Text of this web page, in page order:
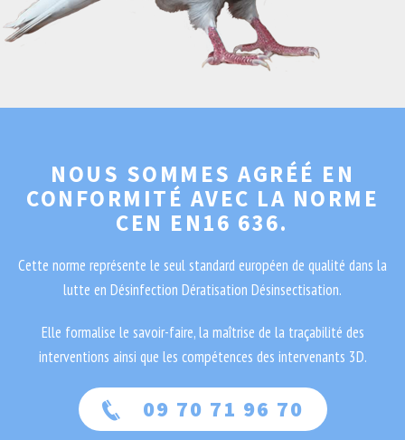
NOUS SOMMES AGRÉÉ EN
CONFORMITÉ AVEC LA NORME
CEN EN16 636.
Cette norme représente le seul standard européen de qualité dans la
lutte en Désinfection Dératisation Désinsectisation.
Elle formalise le savoir-faire, la maîtrise de la traçabilité des
interventions ainsi que les compétences des intervenants 3D.
09 70 71 96 70